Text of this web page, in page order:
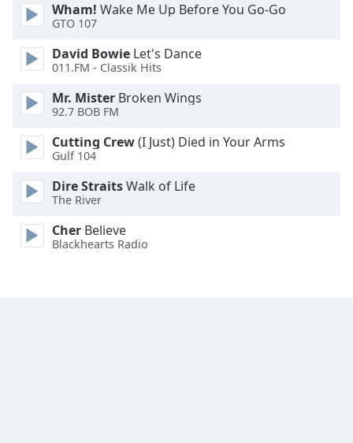
Family
Reset
Done
Close
Modal
Dialog
dialog
window.
Wham! Wake Me Up Before You Go-Go
GTO 107
David Bowie Let's Dance
011.FM - Classik Hits
Mr. Mister Broken Wings
92.7 BOB FM
Cutting Crew(I Just) Died in Your Arms
Gulf 104
Dire StraitsWalk of Life
The River
Cher Believe
Blackhearts Radio